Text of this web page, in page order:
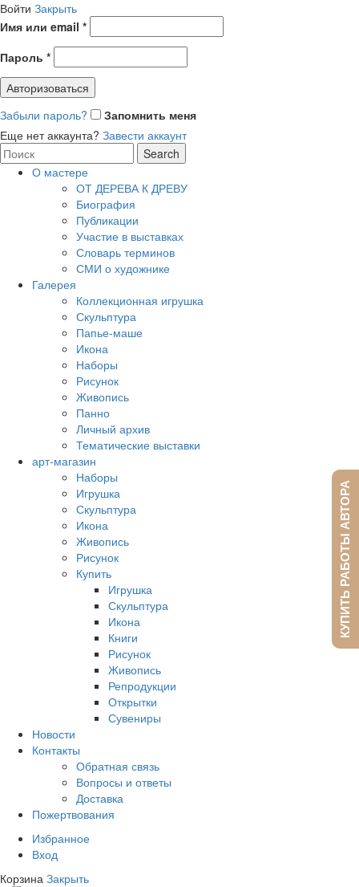
Войти Закрыть
Имя или email *
Пароль *
Авторизоваться
Забыли пароль?
Запомнить меня
Еще нет аккаунта? Завести аккаунт
Search
for:
Search
О мастере
ОТ ДЕРЕВА К ДРЕВУ
Биография
Публикации
Участие в выставках
Словарь терминов
СМИ о художнике
Галерея
Коллекционная игрушка
Скульптура
Папье-маше
Икона
Наборы
Рисунок
Живопись
Панно
Личный архив
Тематические выставки
арт-магазин
Наборы
Игрушка
Скульптура
Икона
Живопись
Рисунок
Купить
Игрушка
Скульптура
Икона
Книги
Рисунок
Живопись
Репродукции
Открытки
Сувениры
Новости
Контакты
Обратная связь
Вопросы и ответы
Доставка
Пожертвования
Избранное
Вход
Корзина Закрыть
КУПИТЬ РАБОТЫ АВТОРА